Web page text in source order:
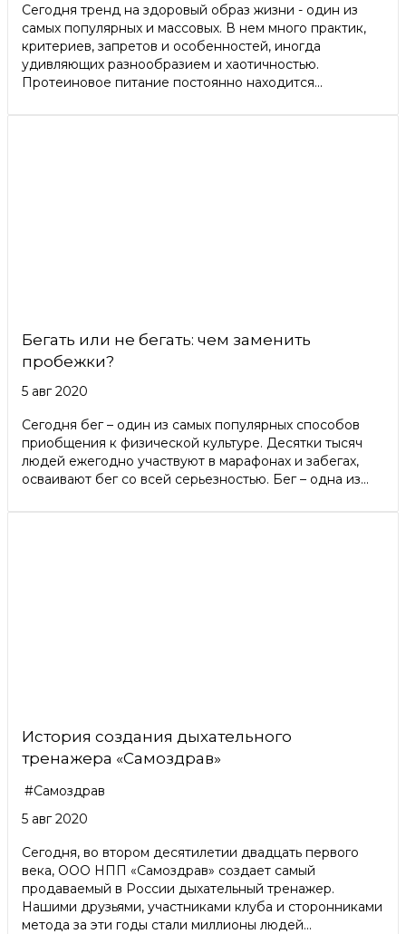
Сегодня тренд на здоровый образ жизни - один из
самых популярных и массовых. В нем много практик,
критериев, запретов и особенностей, иногда
удивляющих разнообразием и хаотичностью.
Протеиновое питание постоянно находится...
Бегать или не бегать: чем заменить
пробежки?
5 авг 2020
Сегодня бег – один из самых популярных способов
приобщения к физической культуре. Десятки тысяч
людей ежегодно участвуют в марафонах и забегах,
осваивают бег со всей серьезностью. Бег – одна из...
История создания дыхательного
тренажера «Самоздрав»
#Самоздрав
5 авг 2020
Сегодня, во втором десятилетии двадцать первого
века, ООО НПП «Самоздрав» создает самый
продаваемый в России дыхательный тренажер.
Нашими друзьями, участниками клуба и сторонниками
метода за эти годы стали миллионы людей...